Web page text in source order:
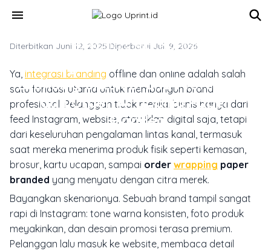
menu
MARKETING & MEDIA PROMOSI
Integrasi Offline dan Online
Branding untuk Brand Profesional
dan Order Wrapping Paper
Branded
Diterbitkan Juni 12, 2025 Diperbarui Juli 9, 2026
Ya, integrasi branding offline dan online adalah salah
satu fondasi utama untuk membangun brand
profesional. Pelanggan tidak menilai bisnis hanya dari
feed Instagram, website, atau iklan digital saja, tetapi
dari keseluruhan pengalaman lintas kanal, termasuk
saat mereka menerima produk fisik seperti kemasan,
brosur, kartu ucapan, sampai order wrapping paper
branded yang menyatu dengan citra merek.
Bayangkan skenarionya. Sebuah brand tampil sangat
rapi di Instagram: tone warna konsisten, foto produk
meyakinkan, dan desain promosi terasa premium.
Pelanggan lalu masuk ke website, membaca detail